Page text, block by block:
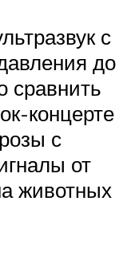
с
до
сравнить
концерте
с
от
животных